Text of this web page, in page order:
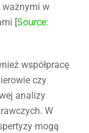
ważnymi w
[Source:
współpracę
czy
analizy
W
mogą